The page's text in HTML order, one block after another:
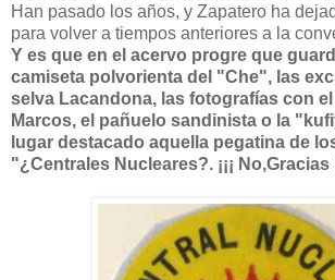
Han pasado los años, y Zapatero ha
para volver a tiempos anteriores a la
Y es que en el acervo progre que
camiseta polvorienta del "Che", las
selva Lacandona, las fotografías con
Marcos, el pañuelo sandinista o la
lugar destacado aquella pegatina de
"¿Centrales Nucleares?. ¡¡¡ No,Gracias